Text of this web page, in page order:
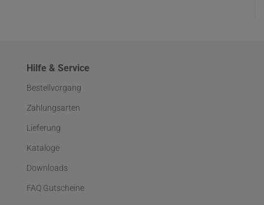
Hilfe & Service
Bestellvorgang
Zahlungsarten
Lieferung
Kataloge
Downloads
FAQ Gutscheine